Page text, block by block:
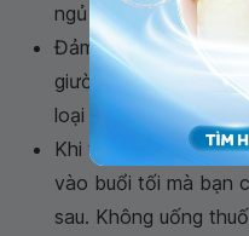
ngủ ngay.
Đảm bảo có thời
giường sau khi bạn
loại thuốc)
Khi thử một loại
vào buổi tối mà bạn
sau. Không uống